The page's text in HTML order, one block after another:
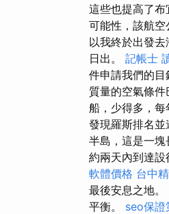
這些也提高了
可能性，該航空
以我終於出發去
日出。 記帳士
件申請我們的
質量的空氣條
船，少得多，每
發現羅斯排名
半島，這是一塊
約兩天內到達
軟體價格 台中
最後安息之地
平衡。 seo保證